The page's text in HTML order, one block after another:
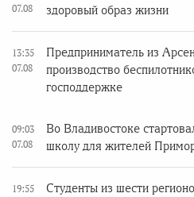
07.08
здоровый образ жизни
13:35
07.08
Предприниматель из
производство
господдержке
09:03
07.08
Во Владивостоке
школу для жителей
19:55
Студенты из шести